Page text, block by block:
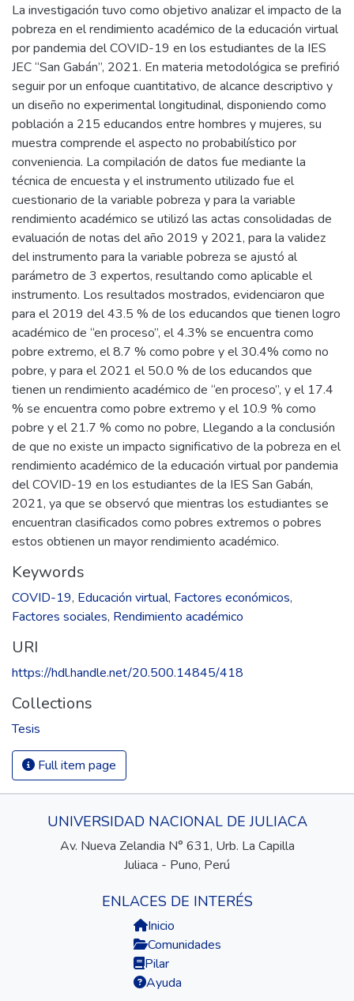
La investigación tuvo como objetivo analizar el impacto de la
pobreza en el rendimiento académico de la educación virtual
por pandemia del COVID-19 en los estudiantes de la IES
JEC “San Gabán”, 2021. En materia metodológica se prefirió
seguir por un enfoque cuantitativo, de alcance descriptivo y
un diseño no experimental longitudinal, disponiendo como
población a 215 educandos entre hombres y mujeres, su
muestra comprende el aspecto no probabilístico por
conveniencia. La compilación de datos fue mediante la
técnica de encuesta y el instrumento utilizado fue el
cuestionario de la variable pobreza y para la variable
rendimiento académico se utilizó las actas consolidadas de
evaluación de notas del año 2019 y 2021, para la validez
del instrumento para la variable pobreza se ajustó al
parámetro de 3 expertos, resultando como aplicable el
instrumento. Los resultados mostrados, evidenciaron que
para el 2019 del 43.5 % de los educandos que tienen logro
académico de “en proceso”, el 4.3% se encuentra como
pobre extremo, el 8.7 % como pobre y el 30.4% como no
pobre, y para el 2021 el 50.0 % de los educandos que
tienen un rendimiento académico de “en proceso”, y el 17.4
% se encuentra como pobre extremo y el 10.9 % como
pobre y el 21.7 % como no pobre, Llegando a la conclusión
de que no existe un impacto significativo de la pobreza en el
rendimiento académico de la educación virtual por pandemia
del COVID-19 en los estudiantes de la IES San Gabán,
2021, ya que se observó que mientras los estudiantes se
encuentran clasificados como pobres extremos o pobres
estos obtienen un mayor rendimiento académico.
Keywords
COVID-19, Educación virtual, Factores económicos,
Factores sociales, Rendimiento académico
URI
https://hdl.handle.net/20.500.14845/418
Collections
Tesis
Full item page
UNIVERSIDAD NACIONAL DE JULIACA
Av. Nueva Zelandia N° 631, Urb. La Capilla
Juliaca - Puno, Perú
ENLACES DE INTERÉS
Inicio
Comunidades
Pilar
Ayuda